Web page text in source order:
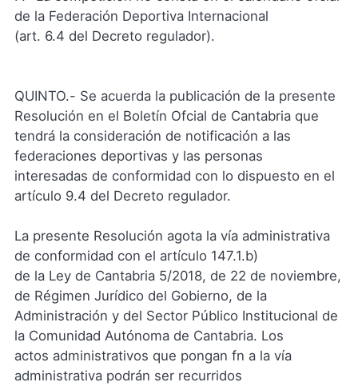
de la Federación Deportiva Internacional
(art. 6.4 del Decreto regulador).
QUINTO.- Se acuerda la publicación de la presente
Resolución en el Boletín Ofcial de Cantabria que
tendrá la consideración de notificación a las
federaciones deportivas y las personas
interesadas de conformidad con lo dispuesto en el
artículo 9.4 del Decreto regulador.
La presente Resolución agota la vía administrativa
de conformidad con el artículo 147.1.b)
de la Ley de Cantabria 5/2018, de 22 de noviembre,
de Régimen Jurídico del Gobierno, de la
Administración y del Sector Público Institucional de
la Comunidad Autónoma de Cantabria. Los
actos administrativos que pongan fn a la vía
administrativa podrán ser recurridos